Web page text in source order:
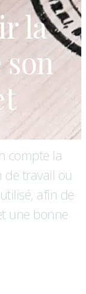
la
compte la
travail ou
afin de
une bonne